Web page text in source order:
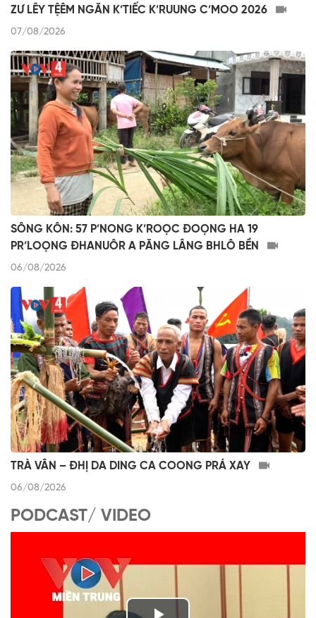
ZƯ LÊY TỆÊM NGĂN K’TIẾC K’RUUNG C’MOO 2026
07/08/2026
SÔNG KÔN: 57 P’NONG K’ROỌC ĐOỌNG HA 19
PR’LOỌNG ĐHANUÔR A PĂNG LÂNG BHLÔ BỀN
06/08/2026
TRÀ VÂN – ĐHỊ DA DING CA COONG PRÁ XAY
06/08/2026
PODCAST/ VIDEO